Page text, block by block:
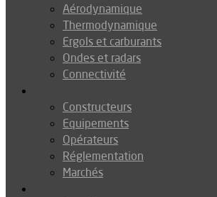
Aérodynamique
Thermodynamique
Ergols et carburants
Ondes et radars
Connectivité
Constructeurs
Equipements
Opérateurs
Réglementation
Marchés